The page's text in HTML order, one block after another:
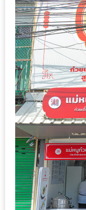
ไป
ลอง
16
อร่อย
ที่
ต้อง
มา
ถนน
คน
เดิน
วัน
อาทิตย์